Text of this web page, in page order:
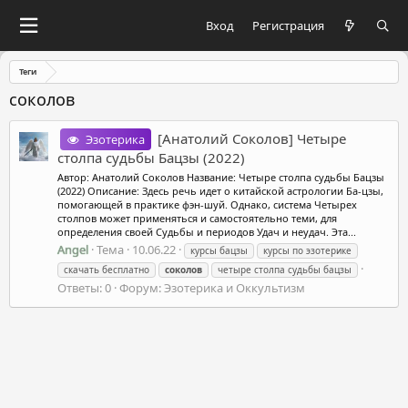
Вход Регистрация
Теги
соколов
Эзотерика
[Анатолий Соколов] Четыре
столпа судьбы Бацзы (2022)
Автор: Анатолий Соколов Название: Четыре столпа судьбы Бацзы
(2022) Описание: Здесь речь идет о китайской астрологии Ба-цзы,
помогающей в практике фэн-шуй. Однако, система Четырех
столпов может применяться и самостоятельно теми, для
определения своей Судьбы и периодов Удач и неудач. Эта...
Angel Тема 10.06.22 курсы бацзы
курсы по эзотерике
скачать бесплатно
соколов четыре столпа судьбы бацзы
Ответы: 0 Форум:Эзотерика и Оккультизм